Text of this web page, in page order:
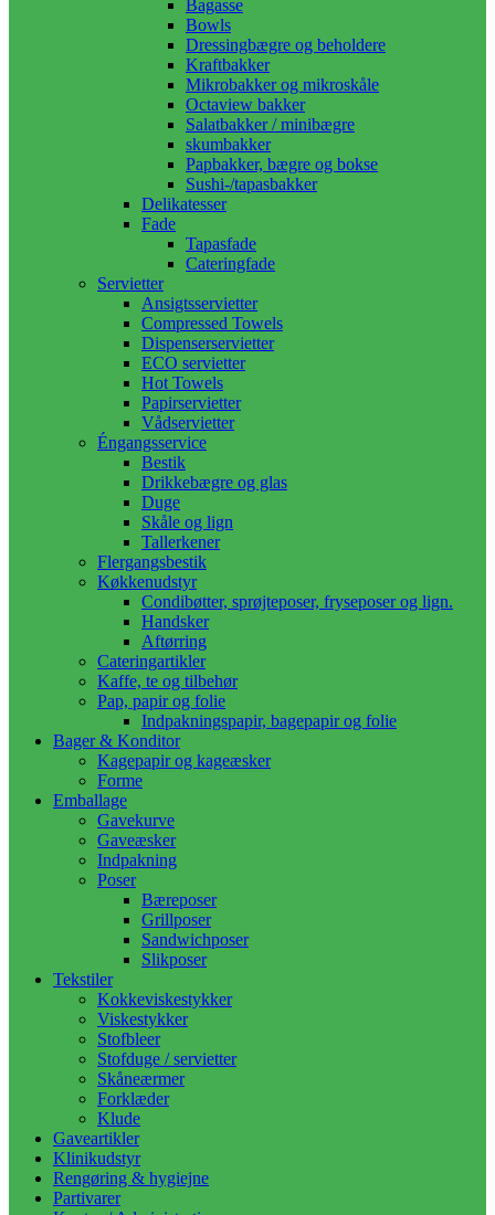
Bagasse
Bowls
Dressingbægre og beholdere
Kraftbakker
Mikrobakker og mikroskåle
Octaview bakker
Salatbakker / minibægre
skumbakker
Papbakker, bægre og bokse
Sushi-/tapasbakker
Delikatesser
Fade
Tapasfade
Cateringfade
Servietter
Ansigtsservietter
Compressed Towels
Dispenserservietter
ECO servietter
Hot Towels
Papirservietter
Vådservietter
Éngangsservice
Bestik
Drikkebægre og glas
Duge
Skåle og lign
Tallerkener
Flergangsbestik
Køkkenudstyr
Condibøtter, sprøjteposer, fryseposer og lign.
Handsker
Aftørring
Cateringartikler
Kaffe, te og tilbehør
Pap, papir og folie
Indpakningspapir, bagepapir og folie
Bager & Konditor
Kagepapir og kageæsker
Forme
Emballage
Gavekurve
Gaveæsker
Indpakning
Poser
Bæreposer
Grillposer
Sandwichposer
Slikposer
Tekstiler
Kokkeviskestykker
Viskestykker
Stofbleer
Stofduge / servietter
Skåneærmer
Forklæder
Klude
Gaveartikler
Klinikudstyr
Rengøring & hygiejne
Partivarer